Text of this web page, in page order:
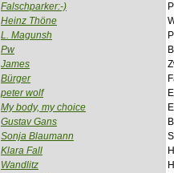
Falschparker:-)
Heinz Thöne
L. Magunsh
Pw
James
Bürger
peter wolf
My body, my choice
Gustav Gans
Sonja Blaumann
Klara Fall
Wandlitz